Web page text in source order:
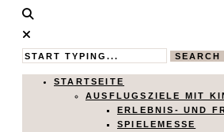
Calistas
Traum
MAMABLOG
SEARCH
STARTSEITE
AUSFLUGSZIELE MIT
ERLEBNIS- UND
SPIELEMESSE